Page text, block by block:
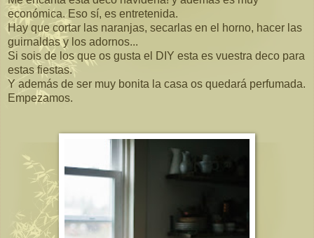
económica. Eso sí, es entretenida.
Hay que cortar las naranjas, secarlas en el horno, hacer las
guirnaldas y los adornos...
Si sois de los que os gusta el DIY esta es vuestra deco para
estas fiestas.
Y además de ser muy bonita la casa os quedará perfumada.
Empezamos.